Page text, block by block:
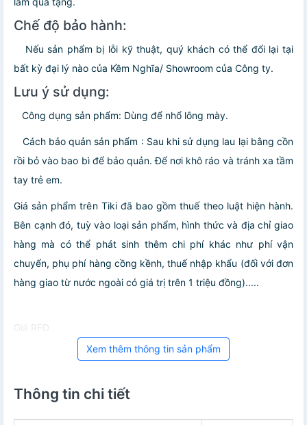
Chế độ bảo hành:
Nếu sản phẩm bị lỗi kỹ thuật, quý khách có thể đổi lại tại
bất kỳ đại lý nào của Kềm Nghĩa/ Showroom của Công ty.
Lưu ý sử dụng:
Công dụng sản phẩm: Dùng để nhổ lông mày.
Cách bảo quản sản phẩm : Sau khi sử dụng lau lại bằng cồn
rồi bỏ vào bao bì để bảo quản. Để nơi khô ráo và tránh xa tầm
tay trẻ em.
Giá sản phẩm trên Tiki đã bao gồm thuế theo luật hiện hành.
Bên cạnh đó, tuỳ vào loại sản phẩm, hình thức và địa chỉ giao
hàng mà có thể phát sinh thêm chi phí khác như phí vận
chuyển, phụ phí hàng cồng kềnh, thuế nhập khẩu (đối với đơn
hàng giao từ nước ngoài có giá trị trên 1 triệu đồng).....
Giá RFD
Xem thêm thông tin sản phẩm
Thông tin chi tiết